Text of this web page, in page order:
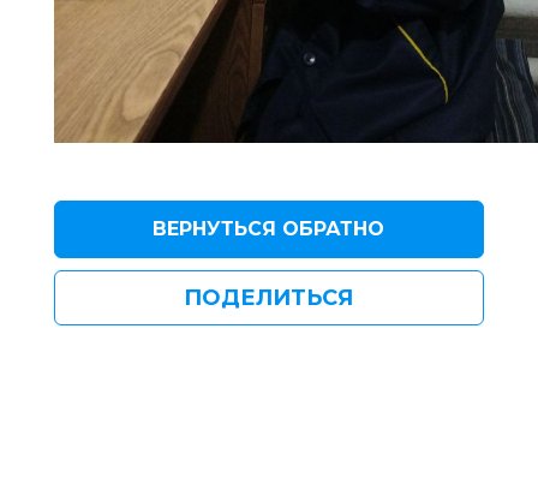
ВЕРНУТЬСЯ ОБРАТНО
ПОДЕЛИТЬСЯ